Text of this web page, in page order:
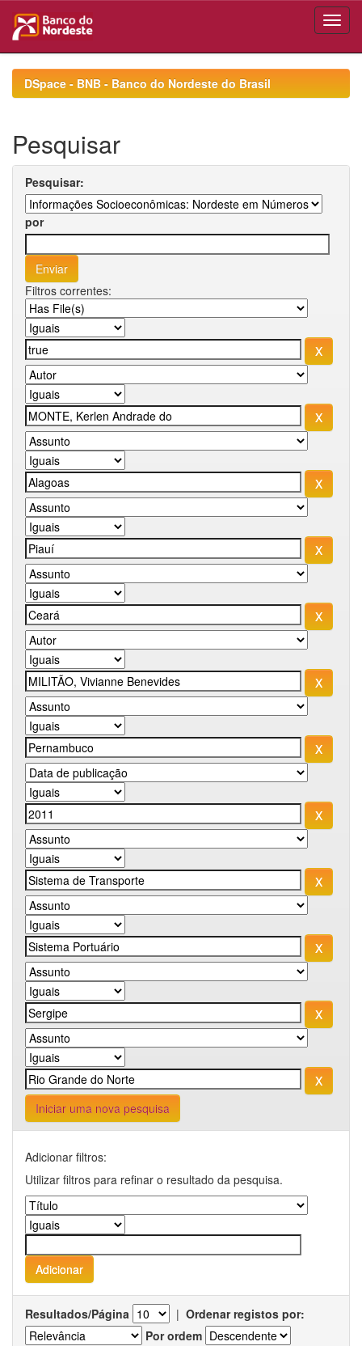
navigationDSpace - BNB - Banco do Nordeste do Brasil
Pesquisar
Pesquisar:
por
Filtros correntes:
Iniciar uma nova pesquisa
Adicionar filtros:
Utilizar filtros para refinar o resultado da pesquisa.
Resultados/Página | Ordenar registos por:
Por ordem